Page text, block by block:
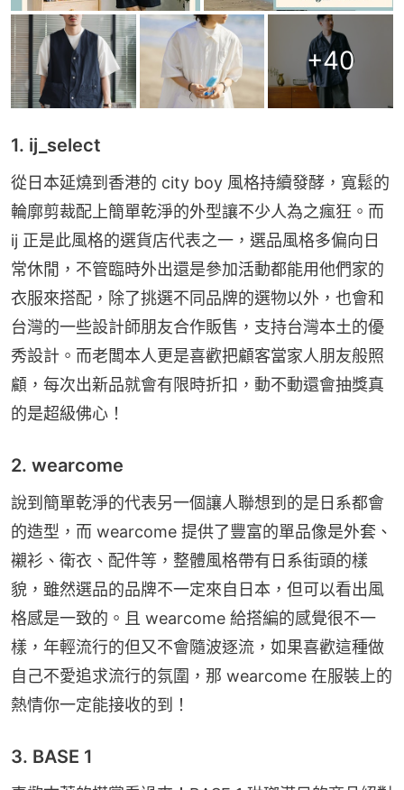
+40
1. ij_select
從日本延燒到香港的 city boy 風格持續發酵，寬鬆的
輪廓剪裁配上簡單乾淨的外型讓不少人為之瘋狂。而
ij 正是此風格的選貨店代表之一，選品風格多偏向日
常休閒，不管臨時外出還是參加活動都能用他們家的
衣服來搭配，除了挑選不同品牌的選物以外，也會和
台灣的一些設計師朋友合作販售，支持台灣本土的優
秀設計。而老闆本人更是喜歡把顧客當家人朋友般照
顧，每次出新品就會有限時折扣，動不動還會抽獎真
的是超級佛心！
2. wearcome
說到簡單乾淨的代表另一個讓人聯想到的是日系都會
的造型，而 wearcome 提供了豐富的單品像是外套、
襯衫、衛衣、配件等，整體風格帶有日系街頭的樣
貌，雖然選品的品牌不一定來自日本，但可以看出風
格感是一致的。且 wearcome 給搭編的感覺很不一
樣，年輕流行的但又不會隨波逐流，如果喜歡這種做
自己不愛追求流行的氛圍，那 wearcome 在服裝上的
熱情你一定能接收的到！
3. BASE 1